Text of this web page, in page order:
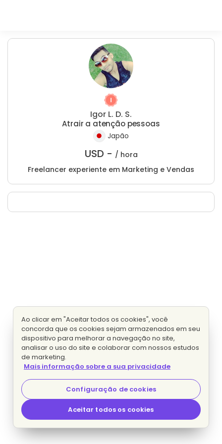
Igor L. D. S.
Atrair a atenção pessoas
Japão
USD - / hora
Freelancer experiente em Marketing e Vendas
Ao clicar em "Aceitar todos os cookies", você
concorda que os cookies sejam armazenados em seu
dispositivo para melhorar a navegação no site,
analisar o uso do site e colaborar com nossos estudos
de marketing.
Mais informação sobre a sua privacidade
Configuração de cookies
Aceitar todos os cookies